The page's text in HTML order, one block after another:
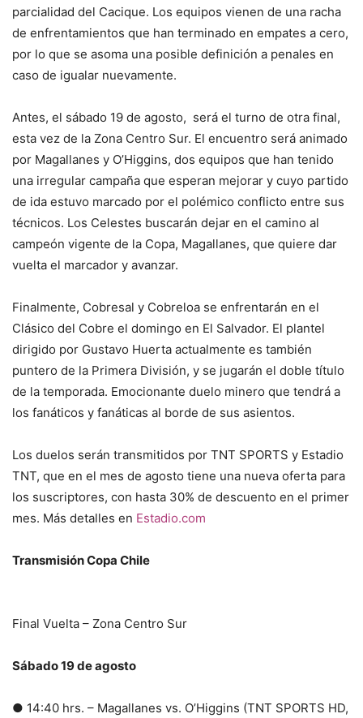
parcialidad del Cacique. Los equipos vienen de una racha
de enfrentamientos que han terminado en empates a cero,
por lo que se asoma una posible definición a penales en
caso de igualar nuevamente.
Antes, el sábado 19 de agosto, será el turno de otra final,
esta vez de la Zona Centro Sur. El encuentro será animado
por Magallanes y O’Higgins, dos equipos que han tenido
una irregular campaña que esperan mejorar y cuyo partido
de ida estuvo marcado por el polémico conflicto entre sus
técnicos. Los Celestes buscarán dejar en el camino al
campeón vigente de la Copa, Magallanes, que quiere dar
vuelta el marcador y avanzar.
Finalmente, Cobresal y Cobreloa se enfrentarán en el
Clásico del Cobre el domingo en El Salvador. El plantel
dirigido por Gustavo Huerta actualmente es también
puntero de la Primera División, y se jugarán el doble título
de la temporada. Emocionante duelo minero que tendrá a
los fanáticos y fanáticas al borde de sus asientos.
Los duelos serán transmitidos por TNT SPORTS y Estadio
TNT, que en el mes de agosto tiene una nueva oferta para
los suscriptores, con hasta 30% de descuento en el primer
mes. Más detalles en Estadio.com
Transmisión Copa Chile
Final Vuelta – Zona Centro Sur
Sábado 19 de agosto
● 14:40 hrs. – Magallanes vs. O’Higgins (TNT SPORTS HD,